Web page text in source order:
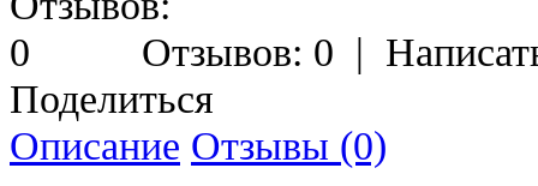
Отзывов: 0 |
Поделиться
Описание Отзывы (0)